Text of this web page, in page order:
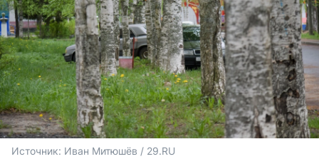
Источник: Иван Митюшёв / 29.RU